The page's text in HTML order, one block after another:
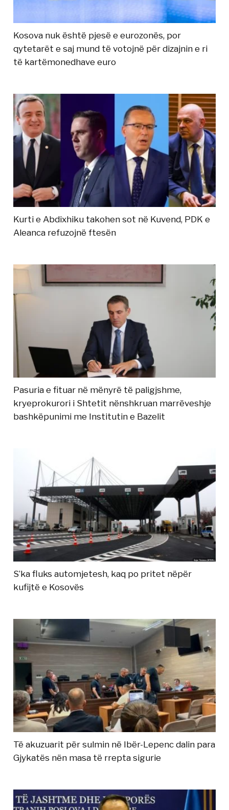
Kosova nuk është pjesë e eurozonës, por
qytetarët e saj mund të votojnë për dizajnin e ri
të kartëmonedhave euro
Kurti e Abdixhiku takohen sot në Kuvend, PDK e
Aleanca refuzojnë ftesën
Pasuria e fituar në mënyrë të paligjshme,
kryeprokurori i Shtetit nënshkruan marrëveshje
bashkëpunimi me Institutin e Bazelit
S’ka fluks automjetesh, kaq po pritet nëpër
kufijtë e Kosovës
Të akuzuarit për sulmin në Ibër-Lepenc dalin para
Gjykatës nën masa të rrepta sigurie